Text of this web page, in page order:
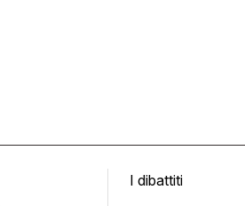
I dibattiti